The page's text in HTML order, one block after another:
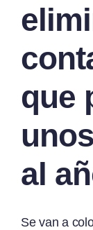
que
al
Se van a